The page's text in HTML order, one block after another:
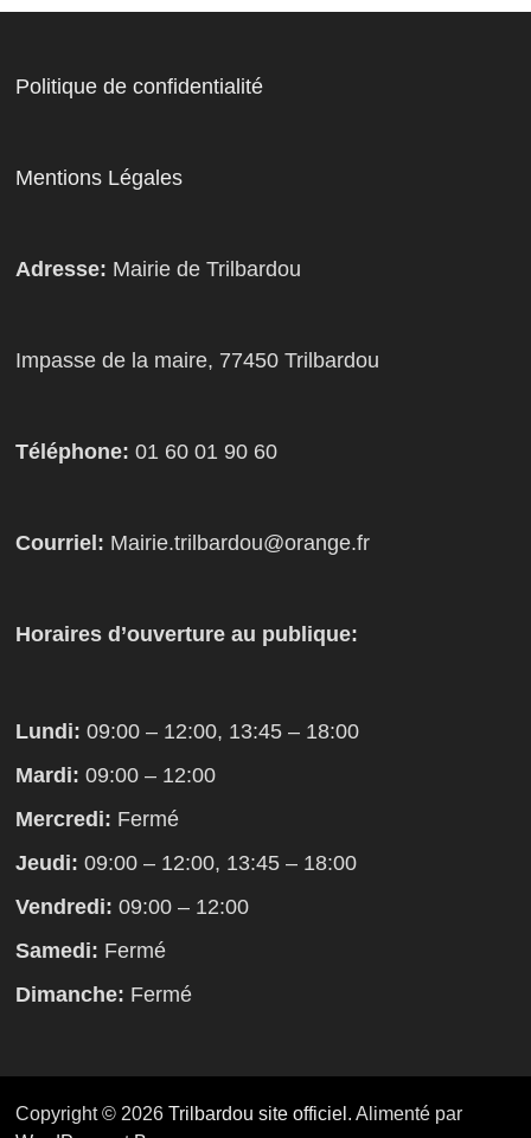
Politique de confidentialité
Mentions Légales
Adresse: Mairie de Trilbardou
Impasse de la maire, 77450 Trilbardou
Téléphone: 01 60 01 90 60
Courriel: Mairie.trilbardou@orange.fr
Horaires d’ouverture au publique:
Lundi: 09:00 – 12:00, 13:45 – 18:00
Mardi: 09:00 – 12:00
Mercredi: Fermé
Jeudi: 09:00 – 12:00, 13:45 – 18:00
Vendredi: 09:00 – 12:00
Samedi: Fermé
Dimanche: Fermé
Copyright © 2026Trilbardou site officiel . Alimenté par